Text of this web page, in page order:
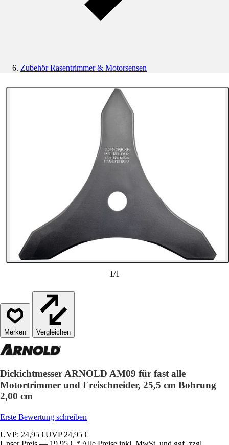
Zubehör Rasentrimmer & Motorsensen
1/1
Vergleichen
Dickichtmesser ARNOLD AM09 für fast alle
Motortrimmer und Freischneider, 25,5 cm Bohrung
2,00 cm
Erste Bewertung schreiben
UVP: 24,95 €UVP24,95 €